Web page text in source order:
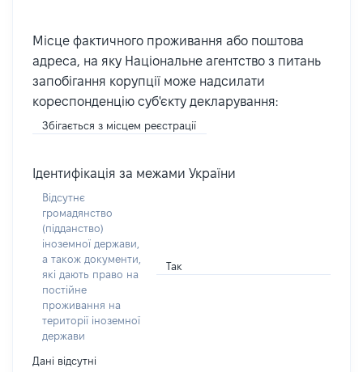
Місце фактичного проживання або поштова
адреса, на яку Національне агентство з питань
запобігання корупції може надсилати
кореспонденцію суб'єкту декларування:
Збігається з місцем реєстрації
Ідентифікація за межами України
Відсутнє
громадянство
(підданство)
іноземної держави,
а також документи,
які дають право на
постійне
проживання на
території іноземної
держави
Так
Дані відсутні